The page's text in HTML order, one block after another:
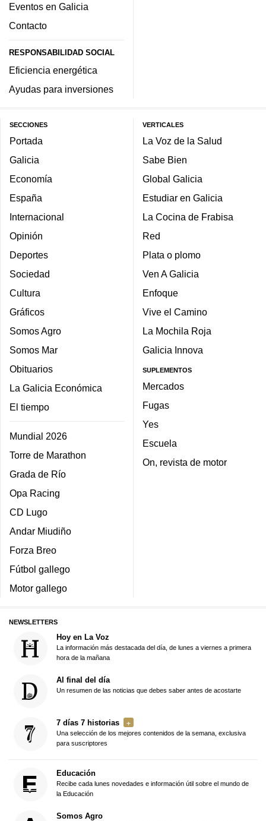
Eventos en Galicia
Contacto
RESPONSABILIDAD SOCIAL
Eficiencia energética
Ayudas para inversiones
SECCIONES
Portada
Galicia
Economía
España
Internacional
Opinión
Deportes
Sociedad
Cultura
Gráficos
Somos Agro
Somos Mar
Obituarios
La Galicia Económica
El tiempo
Mundial 2026
Torre de Marathon
Grada de Río
Opa Racing
CD Lugo
Andar Miudiño
Forza Breo
Fútbol gallego
Motor gallego
VERTICALES
La Voz de la Salud
Sabe Bien
Global Galicia
Estudiar en Galicia
La Cocina de Frabisa
Red
Plata o plomo
Ven A Galicia
Enfoque
Vive el Camino
La Mochila Roja
Galicia Innova
SUPLEMENTOS
Mercados
Fugas
Yes
Escuela
On, revista de motor
NEWSLETTERS
Hoy en La Voz
La información más destacada del día, de lunes a viernes a primera
hora de la mañana
Al final del día
Un resumen de las noticias que debes saber antes de acostarte
7 días 7 historias
Una selección de los mejores contenidos de la semana, exclusiva
para suscriptores
Educación
Recibe cada lunes novedades e información útil sobre el mundo de
la Educación
Somos Agro